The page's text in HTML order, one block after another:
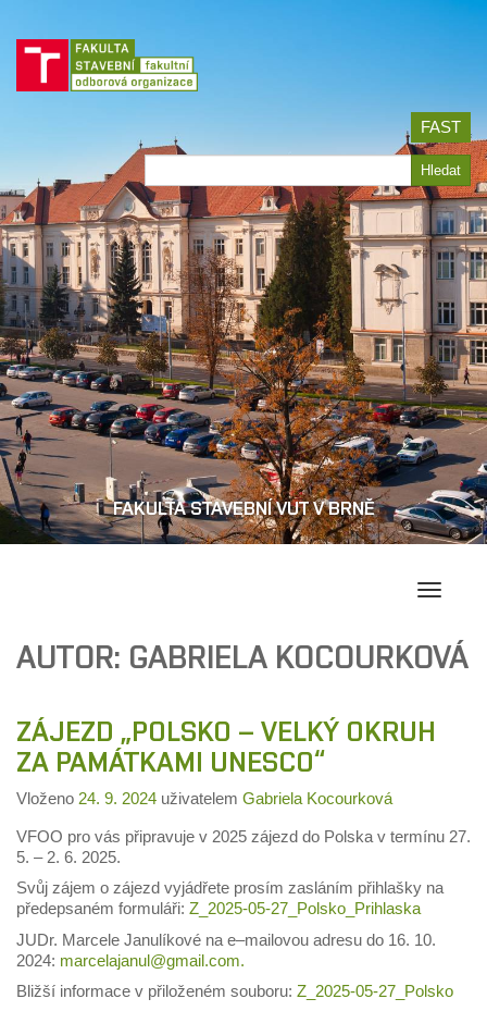
FAKULTA STAVEBNÍ VUT V BRNĚ
Jít
na
obsah
FAST
Hledat
AUTOR: GABRIELA KOCOURKOVÁ
ZÁJEZD „POLSKO – VELKÝ OKRUH
ZA PAMÁTKAMI UNESCO“
Vloženo 24. 9. 2024 uživatelem Gabriela Kocourková
VFOO pro vás připravuje v 2025 zájezd do Polska v termínu 27.
5. – 2. 6. 2025.
Svůj zájem o zájezd vyjádřete prosím zasláním přihlašky na
předepsaném formuláři: Z_2025-05-27_Polsko_Prihlaska
JUDr. Marcele Janulíkové na e–mailovou adresu do 16. 10.
2024: marcelajanul@gmail.com.
Bližší informace v přiloženém souboru: Z_2025-05-27_Polsko